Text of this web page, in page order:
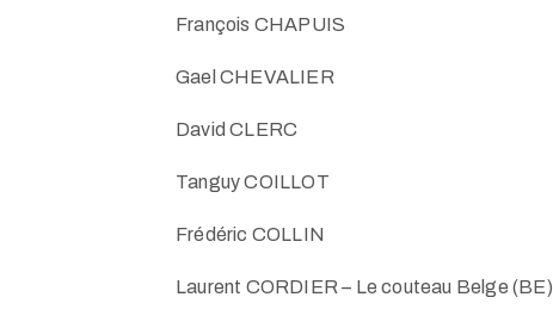
François CHAPUIS
Gael CHEVALIER
David CLERC
Tanguy COILLOT
Frédéric COLLIN
Laurent CORDIER – Le couteau Belge (BE)